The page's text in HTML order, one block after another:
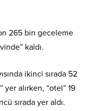
265 bin geceleme
kaldı.
ikinci sırada 52
alırken, “otel” 19
sırada yer aldı.